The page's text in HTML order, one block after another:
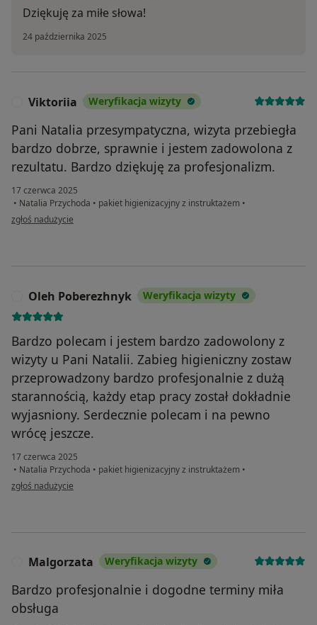
Dziękuję za miłe słowa!
24 października 2025
Viktoriia Weryfikacja wizyty
Pani Natalia przesympatyczna, wizyta przebiegła
bardzo dobrze, sprawnie i jestem zadowolona z
rezultatu. Bardzo dziękuję za profesjonalizm.
17 czerwca 2025
• Natalia Przychoda • pakiet higienizacyjny z instruktażem •
w opinii użytkownika Viktoriia
zgłoś nadużycie
Oleh Poberezhnyk Weryfikacja wizyty
Bardzo polecam i jestem bardzo zadowolony z
wizyty u Pani Natalii. Zabieg higieniczny zostaw
przeprowadzony bardzo profesjonalnie z dużą
starannością, każdy etap pracy został dokładnie
wyjasniony. Serdecznie polecam i na pewno
wrócę jeszcze.
17 czerwca 2025
• Natalia Przychoda • pakiet higienizacyjny z instruktażem •
w opinii użytkownika Oleh Poberezhnyk
zgłoś nadużycie
Malgorzata Weryfikacja wizyty
Bardzo profesjonalnie i dogodne terminy miła
obsługa